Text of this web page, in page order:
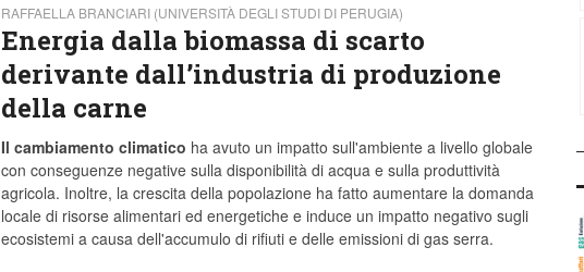
RAFFAELLA BRANCIARI (UNIVERSITÀ DEGLI STUDI DI PERUGIA)
Energia dalla biomassa di scarto
derivante dall’industria di produzione
della carne
Il cambiamento climatico ha avuto un impatto sull'ambiente a livello globale
con conseguenze negative sulla disponibilità di acqua e sulla produttività
agricola. Inoltre, la crescita della popolazione ha fatto aumentare la domanda
locale di risorse alimentari ed energetiche e induce un impatto negativo sugli
ecosistemi a causa dell'accumulo di rifiuti e delle emissioni di gas serra.